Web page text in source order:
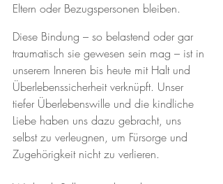
Eltern oder Bezugspersonen bleiben.
Diese Bindung – so belastend oder gar
traumatisch sie gewesen sein mag – ist in
unserem Inneren bis heute mit Halt und
Überlebenssicherheit verknüpft. Unser
tiefer Überlebenswille und die kindliche
Liebe haben uns dazu gebracht, uns
selbst zu verleugnen, um Fürsorge und
Zugehörigkeit nicht zu verlieren.